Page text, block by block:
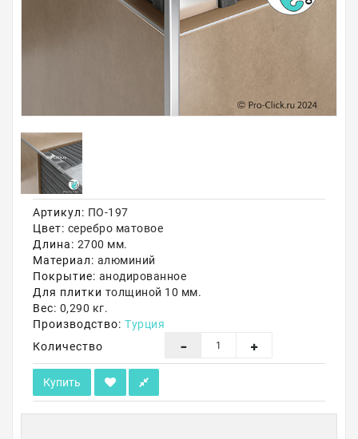
Акции
Артикул: ПО-197
Цвет: серебро матовое
Длина: 2700 мм.
Материал: алюминий
Покрытие: анодированное
Для плитки толщиной 10 мм.
Вес: 0,290 кг.
Производство: Турция
Количество
Купить